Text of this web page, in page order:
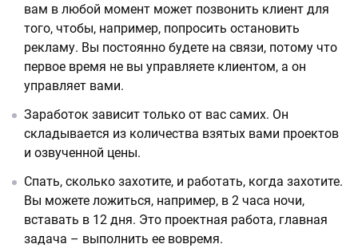
вам в любой момент может позвонить клиент для
того, чтобы, например, попросить остановить
рекламу. Вы постоянно будете на связи, потому что
первое время не вы управляете клиентом, а он
управляет вами.
Заработок зависит только от вас самих. Он
складывается из количества взятых вами проектов
и озвученной цены.
Спать, сколько захотите, и работать, когда захотите.
Вы можете ложиться, например, в 2 часа ночи,
вставать в 12 дня. Это проектная работа, главная
задача – выполнить ее вовремя.